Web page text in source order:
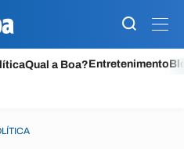
Qual a Boa?Entretenimento